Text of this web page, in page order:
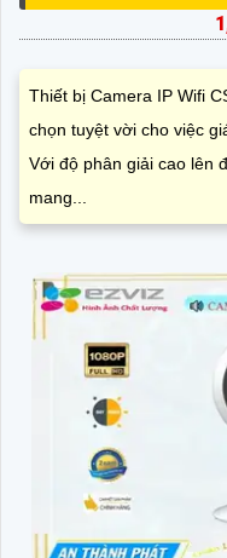
Thiết bị Camera IP Wifi
chọn tuyệt vời cho việc
Với độ phân giải cao lên
mang...